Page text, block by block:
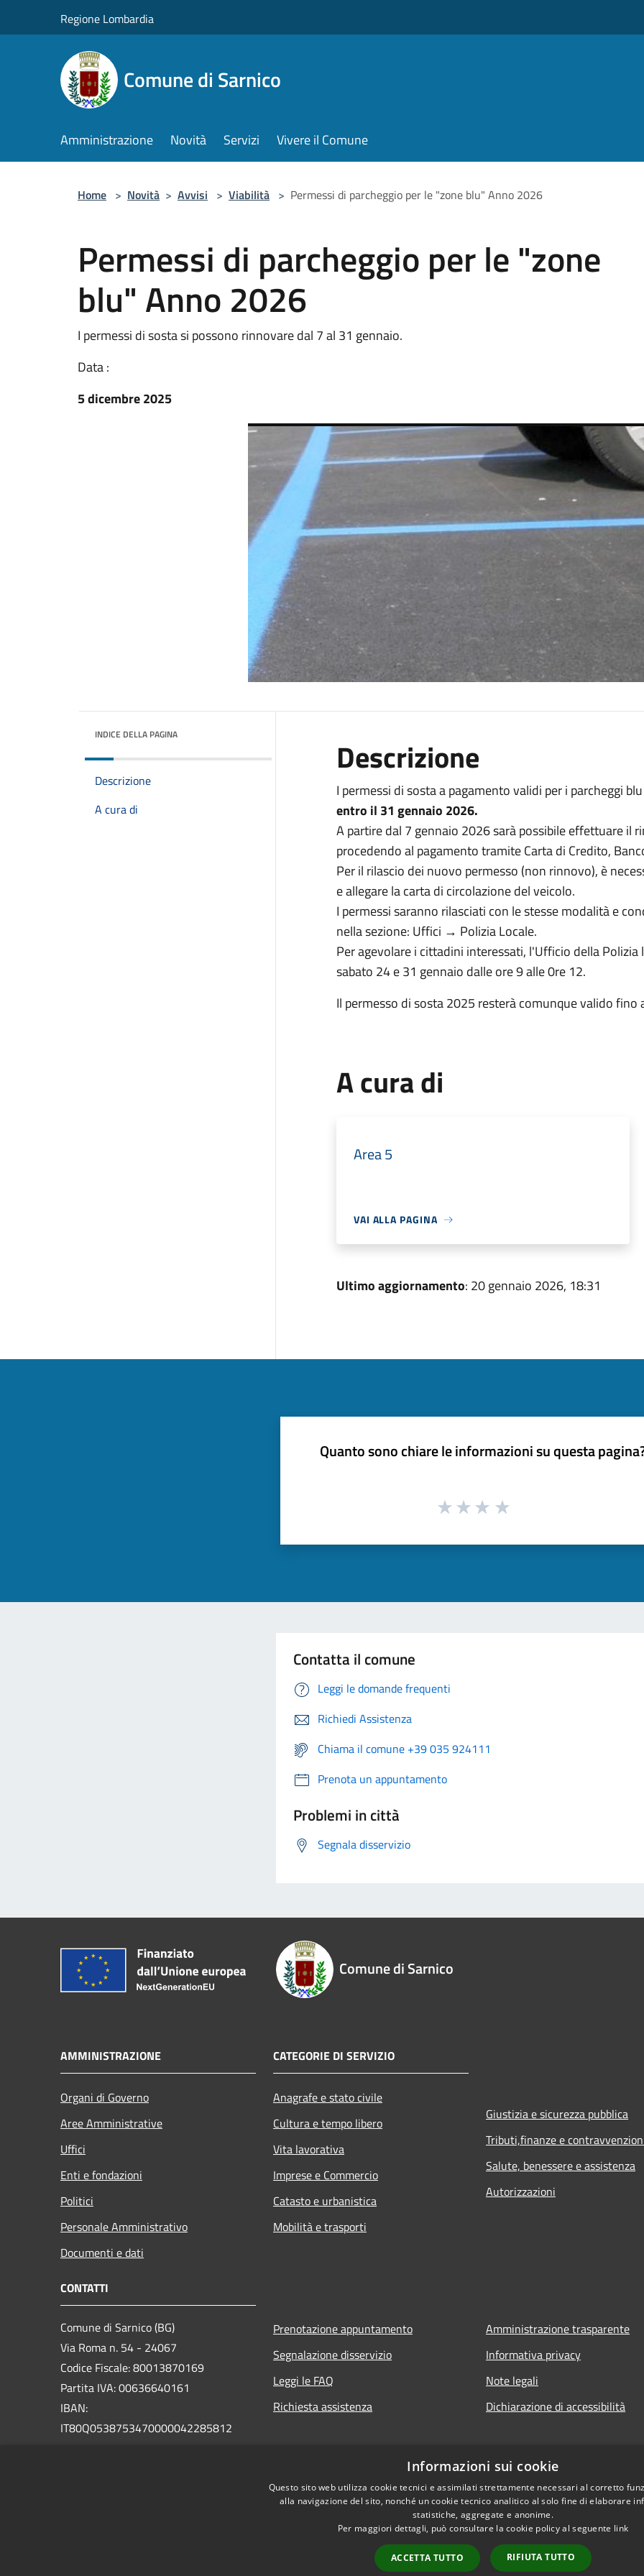
Regione Lombardia
Comune di Sarnico
Amministrazione Novità Servizi Vivere il Comune
Home > Novità > Avvisi > Viabilità > Permessi di parcheggio per le "zone blu" Anno 2026
Permessi di parcheggio per le "zone
blu" Anno 2026
I permessi di sosta si possono rinnovare dal 7 al 31 gennaio.
Data :
5 dicembre 2025
INDICE DELLA PAGINA
Descrizione
A cura di
Descrizione
I permessi di sosta a pagamento validi per i parcheggi
entro il 31 gennaio 2026.
A partire dal 7 gennaio 2026 sarà possibile effettuare il
procedendo al pagamento tramite Carta di Credito,
Per il rilascio dei nuovo permesso (non rinnovo), è
e allegare la carta di circolazione del veicolo.
I permessi saranno rilasciati con le stesse modalità e
nella sezione: Uffici → Polizia Locale.
Per agevolare i cittadini interessati, l'Ufficio della
sabato 24 e 31 gennaio dalle ore 9 alle 0re 12.
Il permesso di sosta 2025 resterà comunque valido fino
A cura di
Area 5
VAI ALLA PAGINA
Ultimo aggiornamento: 20 gennaio 2026, 18:31
Quanto sono chiare le informazioni su questa
Contatta il comune
Leggi le domande frequenti
Richiedi Assistenza
Chiama il comune +39 035 924111
Prenota un appuntamento
Problemi in città
Segnala disservizio
Comune di Sarnico
AMMINISTRAZIONE
Organi di Governo
Aree Amministrative
Uffici
Enti e fondazioni
Politici
Personale Amministrativo
Documenti e dati
CATEGORIE DI SERVIZIO
Anagrafe e stato civile
Cultura e tempo libero
Vita lavorativa
Imprese e Commercio
Catasto e urbanistica
Mobilità e trasporti
Giustizia e sicurezza pubblica
Tributi,finanze e
Salute, benessere e assistenza
Autorizzazioni
CONTATTI
Comune di Sarnico (BG)
Via Roma n. 54 - 24067
Codice Fiscale: 80013870169
Partita IVA: 00636640161
IBAN:
IT80Q0538753470000042285812
Prenotazione appuntamento
Segnalazione disservizio
Leggi le FAQ
Richiesta assistenza
Amministrazione trasparente
Informativa privacy
Note legali
Dichiarazione di accessibilità
Informazioni sui cookie
Questo sito web utilizza cookie tecnici e assimilati strettamente necessari al corretto
alla navigazione del sito, nonché un cookie tecnico analitico al solo fine di elaborare
statistiche, aggregate e anonime.
Per maggiori dettagli, può consultare la cookie policy al seguente link
ACCETTA TUTTO RIFIUTA TUTTO